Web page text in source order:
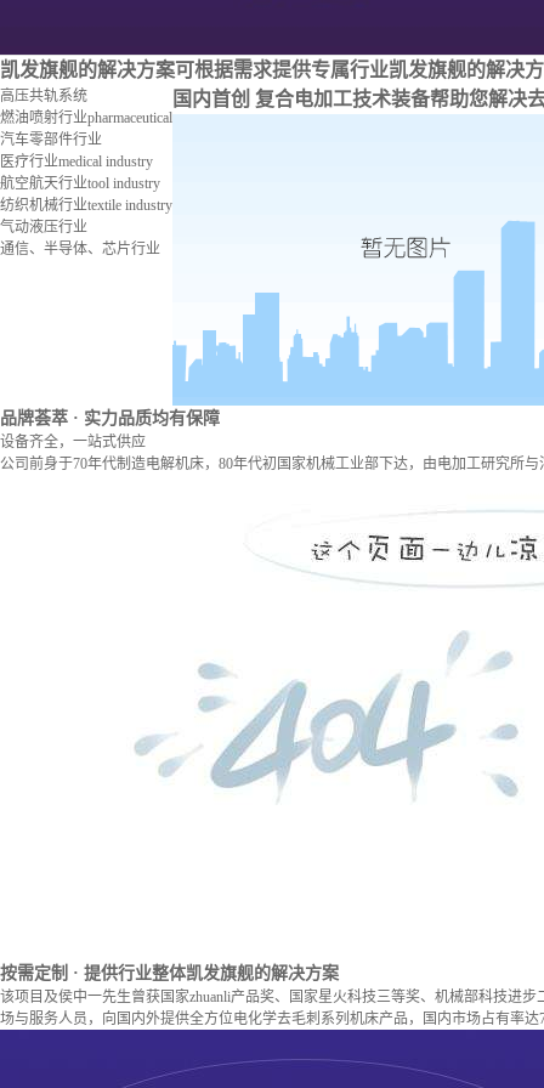
凯发旗舰的解决方案可根据需求提供专属行业凯发旗舰的解决
高压共轨系统
燃油喷射行业pharmaceutical
汽车零部件行业
医疗行业medical industry
航空航天行业tool industry
纺织机械行业textile industry
气动液压行业
通信、半导体、芯片行业
国内首创 复合电加工技术装备帮助您解决
品牌荟萃 · 实力品质均有保障
设备齐全，一站式供应
公司前身于70年代制造电解机床，80年代初国家机械工业部下达，由电加工研究所
按需定制 · 提供行业整体凯发旗舰的解决方案
该项目及侯中一先生曾获国家zhuanli产品奖、国家星火科技三等奖、机械部科技进
场与服务人员，向国内外提供全方位电化学去毛刺系列机床产品，国内市场占有率达